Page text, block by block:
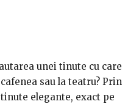
unei tinute cu care
sau la teatru? Prin
elegante, exact pe